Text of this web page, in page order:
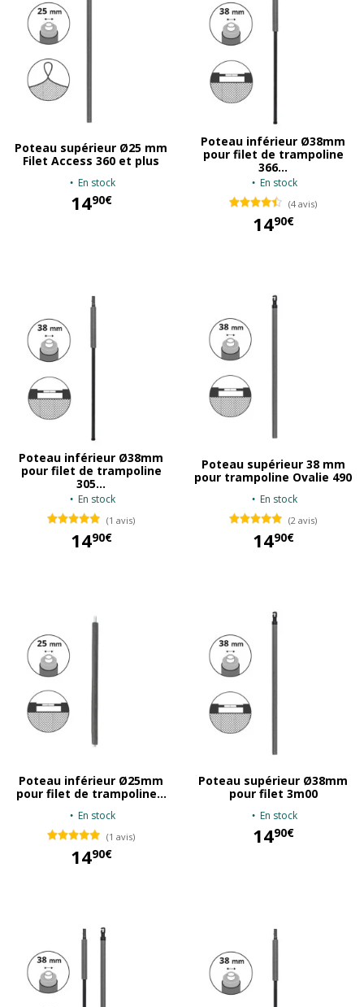
Poteau supérieur Ø25 mm
Filet Access 360 et plus
En stock
1490€
Poteau inférieur Ø38mm
pour filet de trampoline
366...
En stock
(4 avis)
1490€
Poteau inférieur Ø38mm
pour filet de trampoline
305...
En stock
(1 avis)
1490€
Poteau supérieur 38 mm
pour trampoline Ovalie 490
En stock
(2 avis)
1490€
Poteau inférieur Ø25mm
pour filet de trampoline...
En stock
(1 avis)
1490€
Poteau supérieur Ø38mm
pour filet 3m00
En stock
1490€